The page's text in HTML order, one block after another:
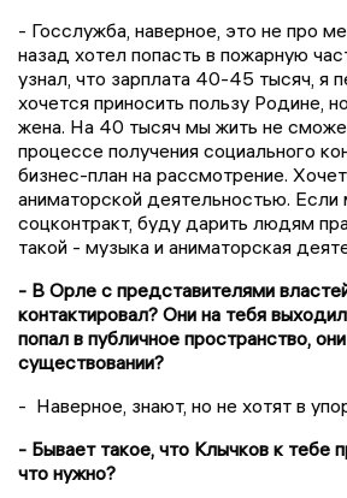
- Госслужба, наверное, это не про
назад хотел попасть в пожарную
узнал, что зарплата 40-45 тысяч, я
хочется приносить пользу Родине,
жена. На 40 тысяч мы жить не
процессе получения социального
бизнес-план на рассмотрение.
аниматорской деятельностью.
соцконтракт, буду дарить людям
такой - музыка и аниматорская
- В Орле с представителями
контактировал? Они на тебя
попал в публичное пространство,
существовании?
- Наверное, знают, но не хотят в
- Бывает такое, что Клычков к тебе
что нужно?